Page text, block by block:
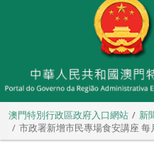
澳門特別行政區政府入口網站
新
市政署新增市民專場食安講座 每